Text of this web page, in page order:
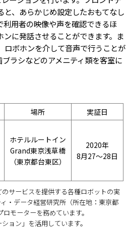
、あらかじめ設定したおもてなし
用者の映像や声を確認できるほ
に発話させることができます。ま
ボホンを介して音声で行うことが
ラシなどのアメニティ類を客室に
場所 実証日
ホテルルートイン
Grand東京浅草橋
（東京都台東区）
2020年
8月27～28日
サービスを提供する各種ロボットの実
・データ経営研究所（所在地：東京都
モーターを務めています。
ョン」を活用しています。